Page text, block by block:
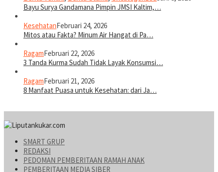
Bayu Surya Gandamana Pimpin JMSI Kaltim,…
KesehatanFebruari 24, 2026
Mitos atau Fakta? Minum Air Hangat di Pa…
RagamFebruari 22, 2026
3 Tanda Kurma Sudah Tidak Layak Konsumsi…
RagamFebruari 21, 2026
8 Manfaat Puasa untuk Kesehatan: dari Ja…
SMART GRUP
REDAKSI
PEDOMAN PEMBERITAAN RAMAH ANAK
PEMBERITAAN MEDIA SIBER